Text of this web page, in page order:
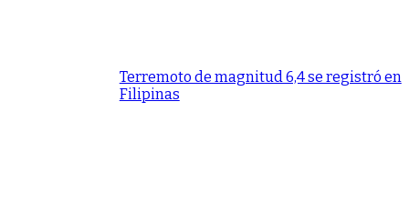
Terremoto de magnitud 6,4 se registró en
Filipinas